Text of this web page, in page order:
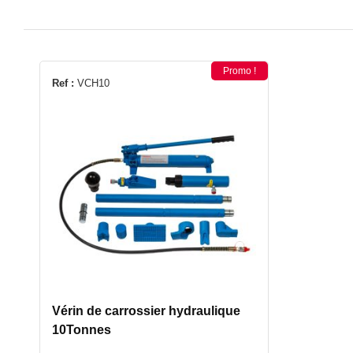
Ref : VCH10
Promo !
Vérin de carrossier hydraulique
10Tonnes